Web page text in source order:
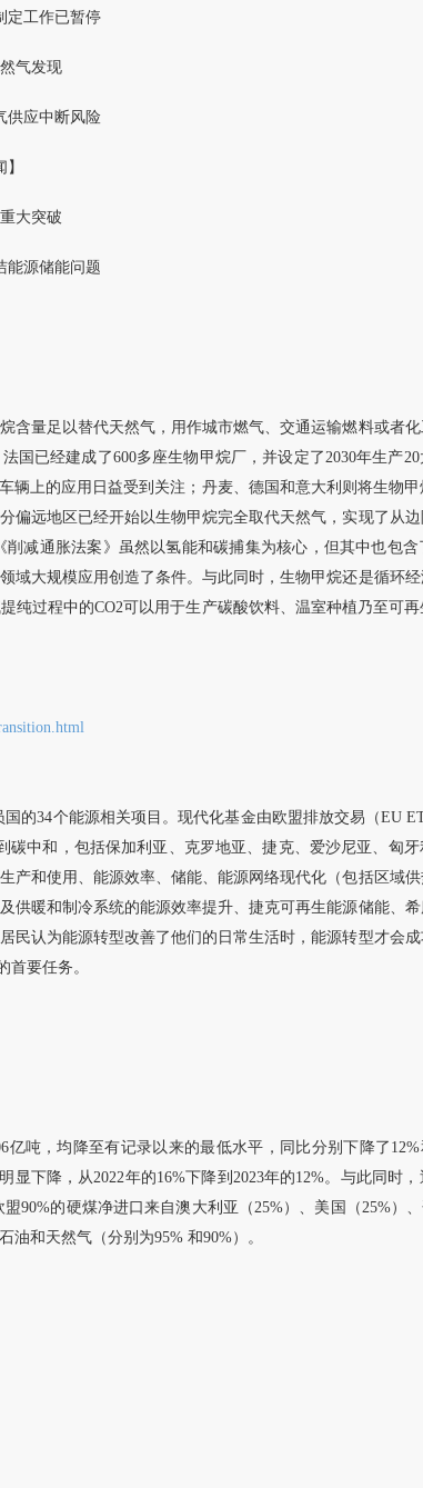
定工作已暂停
气发现
供应中断风险
大突破
能源储能问题
量足以替代天然气，用作城市燃气、交通运输燃料或者
国已经建成了600多座生物甲烷厂，并设定了2030年生产
辆上的应用日益受到关注；丹麦、德国和意大利则将生物
远地区已经开始以生物甲烷完全取代天然气，实现了从
减通胀法案》虽然以氢能和碳捕集为核心，但其中也包
大规模应用创造了条件。与此同时，生物甲烷还是循环
过程中的CO2可以用于生产碳酸饮料、温室种植乃至可
的34个能源相关项目。现代化基金由欧盟排放交易（EU
碳中和，包括保加利亚、克罗地亚、捷克、爱沙尼亚、匈
和使用、能源效率、储能、能源网络现代化（包括区域
暖和制冷系统的能源效率提升、捷克可再生能源储能、
认为能源转型改善了他们的日常生活时，能源转型才会
要任务。
吨，均降至有记录以来的最低水平，同比分别下降了
下降，从2022年的16%下降到2023年的12%。与此同时
90%的硬煤净进口来自澳大利亚（25%）、美国（25%）、
和天然气（分别为95% 和90%）。